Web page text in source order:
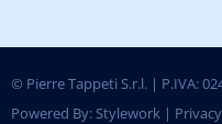
© Pierre Tappeti S.r.l. | P.IVA:
Powered By: Stylework |